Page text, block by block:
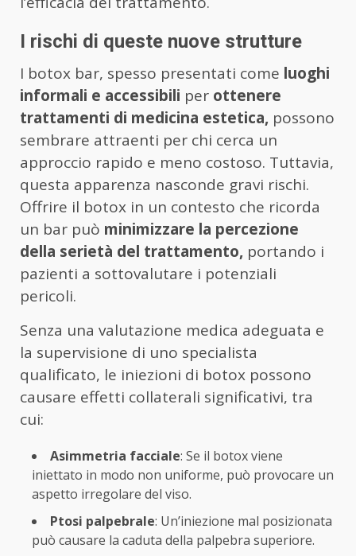
I rischi di queste nuove strutture
I botox bar, spesso presentati come luoghi
informali e accessibili per ottenere
trattamenti di medicina estetica, possono
sembrare attraenti per chi cerca un
approccio rapido e meno costoso. Tuttavia,
questa apparenza nasconde gravi rischi.
Offrire il botox in un contesto che ricorda
un bar può minimizzare la percezione
della serietà del trattamento, portando i
pazienti a sottovalutare i potenziali
pericoli.
Senza una valutazione medica adeguata e
la supervisione di uno specialista
qualificato, le iniezioni di botox possono
causare effetti collaterali significativi, tra
cui:
Asimmetria facciale: Se il botox viene
iniettato in modo non uniforme, può provocare un
aspetto irregolare del viso.
Ptosi palpebrale: Un’iniezione mal posizionata
può causare la caduta della palpebra superiore.